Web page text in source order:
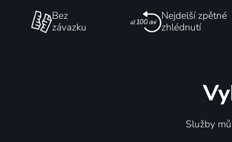
80 %
2013 |
Bez
závazku
Nejdelší zpětné
zhlédnutí
Služby